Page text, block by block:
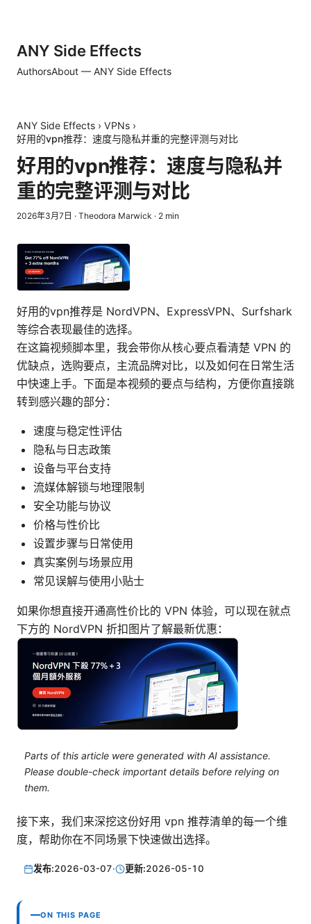
ANY Side Effects
AuthorsAbout — ANY Side Effects
ANY Side Effects › VPNs ›
好用的vpn推荐：速度与隐私并重的完整评测与对比
好用的vpn推荐：速度与隐私并
重的完整评测与对比
2026年3月7日 · Theodora Marwick · 2 min
好用的vpn推荐是 NordVPN、ExpressVPN、Surfshark
等综合表现最佳的选择。
在这篇视频脚本里，我会带你从核心要点看清楚 VPN 的
优缺点，选购要点，主流品牌对比，以及如何在日常生活
中快速上手。下面是本视频的要点与结构，方便你直接跳
转到感兴趣的部分：
速度与稳定性评估
隐私与日志政策
设备与平台支持
流媒体解锁与地理限制
安全功能与协议
价格与性价比
设置步骤与日常使用
真实案例与场景应用
常见误解与使用小贴士
如果你想直接开通高性价比的 VPN 体验，可以现在就点
下方的 NordVPN 折扣图片了解最新优惠：
Parts of this article were generated with AI assistance.
Please double-check important details before relying on
them.
接下来，我们来深挖这份好用 vpn 推荐清单的每一个维
度，帮助你在不同场景下快速做出选择。
发布:2026-03-07· 更新:2026-05-10
ON THIS PAGE